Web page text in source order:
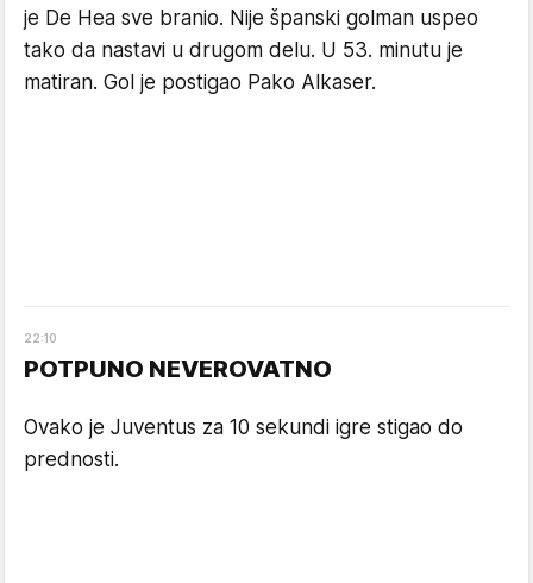
je De Hea sve branio. Nije španski golman uspeo
tako da nastavi u drugom delu. U 53. minutu je
matiran. Gol je postigao Pako Alkaser.
22:10
POTPUNO NEVEROVATNO
Ovako je Juventus za 10 sekundi igre stigao do
prednosti.